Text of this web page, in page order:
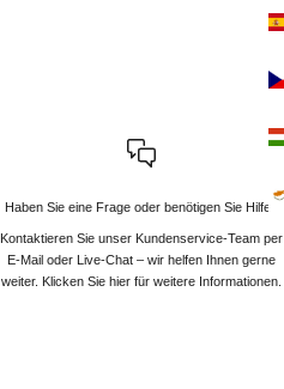
Haben Sie eine Frage oder benötigen Sie Hilfe?
Kontaktieren Sie unser Kundenservice-Team per
E-Mail oder Live-Chat – wir helfen Ihnen gerne
weiter. Klicken Sie hier für weitere Informationen.